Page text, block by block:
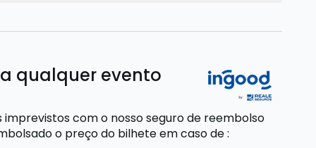
qualquer evento
com o nosso seguro de reembolso
o preço do bilheteem caso de: